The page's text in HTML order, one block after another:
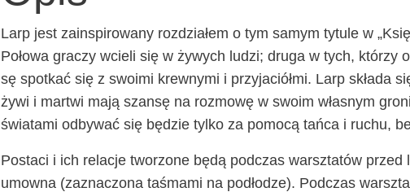
Larp jest zain­spi­ro­wa­ny roz­dzia­łem o tym samym tytu­le w
Poło­wa gra­czy wcie­li się w żywych ludzi; dru­ga w tych,
sę spo­tkać się z swo­imi krew­ny­mi i przy­ja­ciół­mi. Larp skła­da
żywi i mar­twi mają szan­sę na roz­mo­wę w swo­im wła­snym
świa­ta­mi odby­wać się będzie tyl­ko za pomo­cą tań­ca i ruchu,
Posta­ci i ich rela­cje two­rzo­ne będą pod­czas warsz­ta­tów
umow­na (zazna­czo­na taśma­mi na pod­ło­dze). Pod­czas